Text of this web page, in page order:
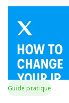
Guide pratique